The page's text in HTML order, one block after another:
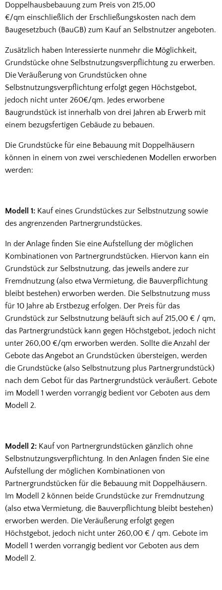
Doppelhausbebauung zum Preis von 215,00
€/qm einschließlich der Erschließungskosten nach dem
Baugesetzbuch (BauGB) zum Kauf an Selbstnutzer angeboten.
Zusätzlich haben Interessierte nunmehr die Möglichkeit,
Grundstücke ohne Selbstnutzungsverpflichtung zu erwerben.
Die Veräußerung von Grundstücken ohne
Selbstnutzungsverpflichtung erfolgt gegen Höchstgebot,
jedoch nicht unter 260€/qm. Jedes erworbene
Baugrundstück ist innerhalb von drei Jahren ab Erwerb mit
einem bezugsfertigen Gebäude zu bebauen.
Die Grundstücke für eine Bebauung mit Doppelhäusern
können in einem von zwei verschiedenen Modellen erworben
werden:
Modell 1: Kauf eines Grundstückes zur Selbstnutzung sowie
des angrenzenden Partnergrundstückes.
In der Anlage finden Sie eine Aufstellung der möglichen
Kombinationen von Partnergrundstücken. Hiervon kann ein
Grundstück zur Selbstnutzung, das jeweils andere zur
Fremdnutzung (also etwa Vermietung, die Bauverpflichtung
bleibt bestehen) erworben werden. Die Selbstnutzung muss
für 10 Jahre ab Erstbezug erfolgen. Der Preis für das
Grundstück zur Selbstnutzung beläuft sich auf 215,00 € / qm,
das Partnergrundstück kann gegen Höchstgebot, jedoch nicht
unter 260,00 €/qm erworben werden. Sollte die Anzahl der
Gebote das Angebot an Grundstücken übersteigen, werden
die Grundstücke (also Selbstnutzung plus Partnergrundstück)
nach dem Gebot für das Partnergrundstück veräußert. Gebote
im Modell 1 werden vorrangig bedient vor Geboten aus dem
Modell 2.
Modell 2: Kauf von Partnergrundstücken gänzlich ohne
Selbstnutzungsverpflichtung. In den Anlagen finden Sie eine
Aufstellung der möglichen Kombinationen von
Partnergrundstücken für die Bebauung mit Doppelhäusern.
Im Modell 2 können beide Grundstücke zur Fremdnutzung
(also etwa Vermietung, die Bauverpflichtung bleibt bestehen)
erworben werden. Die Veräußerung erfolgt gegen
Höchstgebot, jedoch nicht unter 260,00 € / qm. Gebote im
Modell 1 werden vorrangig bedient vor Geboten aus dem
Modell 2.